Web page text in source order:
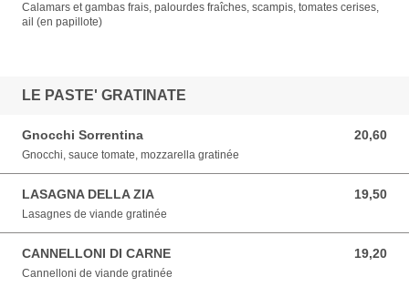
Calamars et gambas frais, palourdes fraîches, scampis, tomates cerises,
ail (en papillote)
LE PASTE' GRATINATE
Gnocchi Sorrentina 20,60
20,60 EUR
Gnocchi, sauce tomate, mozzarella gratinée
LASAGNA DELLA ZIA 19,50
19,50 EUR
Lasagnes de viande gratinée
CANNELLONI DI CARNE 19,20
19,20 EUR
Cannelloni de viande gratinée